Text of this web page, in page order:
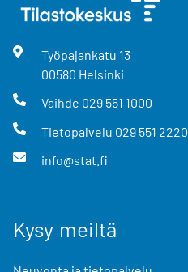
Työpajankatu 13
00580 Helsinki
Vaihde 029 551 1000
Tietopalvelu 029 551 2220
info@stat.fi
Kysy meiltä